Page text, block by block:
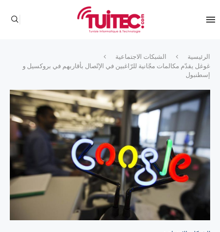
الرئيسية
الشبكات الاجتماعية
غوغل يقدّم مكالمات مجّانية للرّاغبين في الإتّصال بأقاربهم في بروكسيل و
إسطنبول